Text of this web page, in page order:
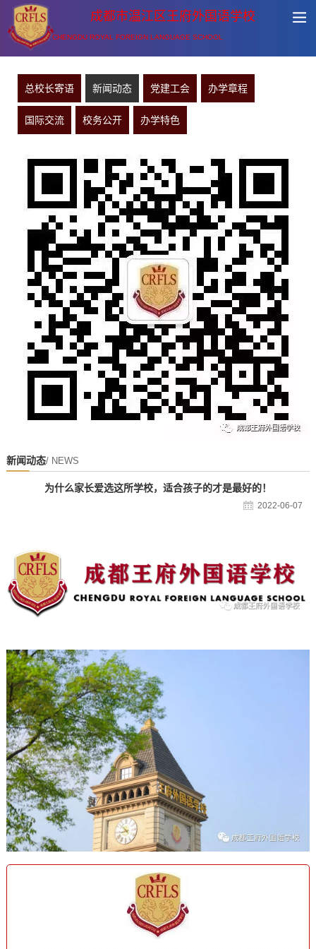
成都市温江区王府外国语学校
CHENGDU ROYAL FOREIGN LANGUAGE SCHOOL
总校长寄语 新闻动态 党建工会 办学章程
国际交流 校务公开 办学特色
新闻动态/ NEWS
为什么家长爱选这所学校，适合孩子的才是最好的！
2022-06-07